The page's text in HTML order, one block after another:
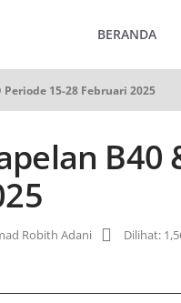
BERANDA
Periode 15-28 Februari 2025
B40
Robith Adani Dilihat: